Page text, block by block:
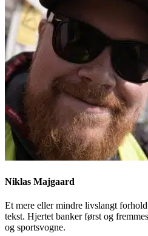
Niklas Majgaard
Et mere eller mindre livslangt
tekst. Hjertet banker først og
og sportsvogne.